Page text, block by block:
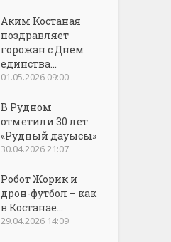
Аким Костаная
поздравляет
горожан с Днем
единства...
01.05.2026 09:00
В Рудном
отметили 30 лет
«Рудный дауысы»
30.04.2026 21:07
Робот Жорик и
дрон-футбол – как
в Костанае...
29.04.2026 14:09